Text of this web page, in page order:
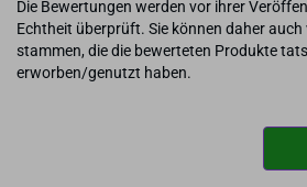
Die Bewertungen werden vor ihrer
Echtheit überprüft. Sie können daher
stammen, die die bewerteten Produkte
erworben/genutzt haben.